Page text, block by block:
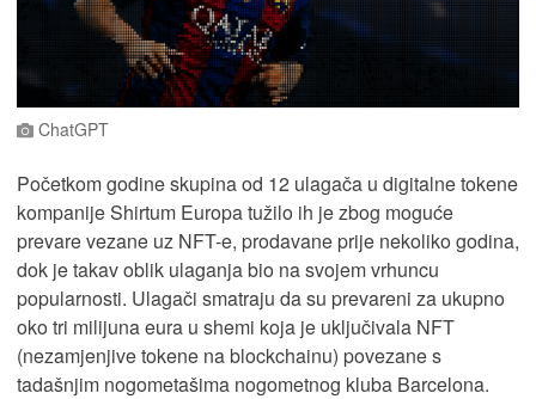
ChatGPT
Početkom godine skupina od 12 ulagača u digitalne tokene
kompanije Shirtum Europa tužilo ih je zbog moguće
prevare vezane uz NFT-e, prodavane prije nekoliko godina,
dok je takav oblik ulaganja bio na svojem vrhuncu
popularnosti. Ulagači smatraju da su prevareni za ukupno
oko tri milijuna eura u shemi koja je uključivala NFT
(nezamjenjive tokene na blockchainu) povezane s
tadašnjim nogometašima nogometnog kluba Barcelona.